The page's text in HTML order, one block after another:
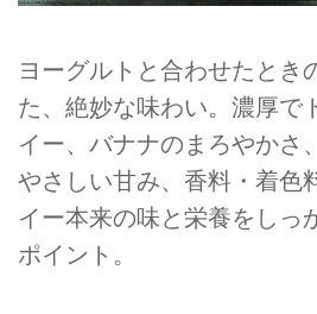
ヨーグルトと合わせたとき
た、絶妙な味わい。濃厚で
イー、バナナのまろやかさ
やさしい甘み、香料・着色
イー本来の味と栄養をしっ
ポイント。